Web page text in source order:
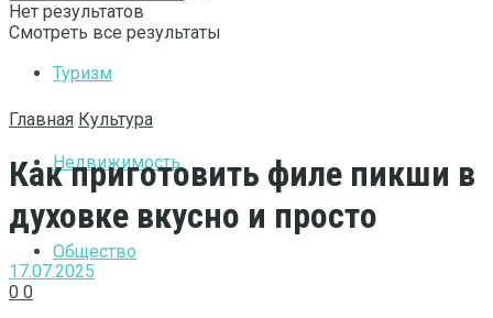
Туризм
Недвижимость
Общество
Нет результатов
Смотреть все результаты
Главная Культура
Как приготовить филе пикши в
духовке вкусно и просто
17.07.2025
0 0